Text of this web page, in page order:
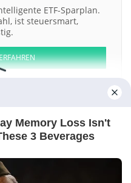
ETF-Sparplan.
ist steuersmart,
Jones NASDAQ 100 Nikkei 225
Memory Loss Isn't
3 Beverages